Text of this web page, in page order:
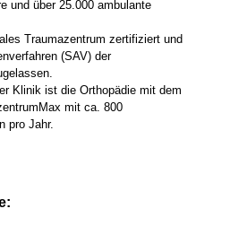
und über 25.000 ambulante
Traumazentrum zertifiziert und
(SAV) der
Klinik ist die Orthopädie mit dem
mit ca. 800
pro Jahr.